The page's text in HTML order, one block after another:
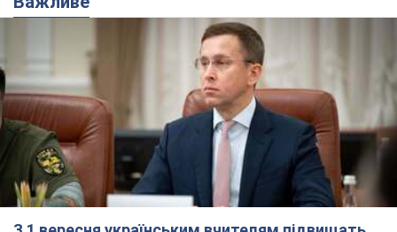
З 1 вересня українським вчителям підвищать
зарплати: Корецький розкрив деталі
Одночасно з підвищенням зарплат педагогам уряд
анонсував збільшення студентських стипендій
7.08.2026 00:29
Скільки балістичних ракет
українська ППО перехопила в липні: у